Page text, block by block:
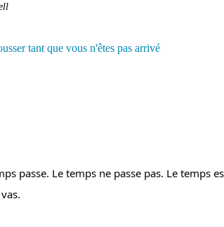
passe. Le temps ne passe pas. Le temps